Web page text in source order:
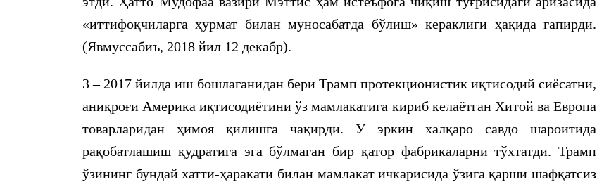
«иттифоқчиларга ҳурмат билан муносабатда бўлиш» кераклиги ҳақида гапирди.
(Явмуссабиъ, 2018 йил 12 декабр).
3 – 2017 йилда иш бошлаганидан бери Трамп протекционистик иқтисодий сиёсатни,
аниқроғи Америка иқтисодиётини ўз мамлакатига кириб келаётган Хитой ва Европа
товарларидан ҳимоя қилишга чақирди. У эркин халқаро савдо шароитида
рақобатлашиш қудратига эга бўлмаган бир қатор фабрикаларни тўхтатди. Трамп
ўзининг бундай хатти-ҳаракати билан мамлакат ичкарисида ўзига қарши шафқатсиз